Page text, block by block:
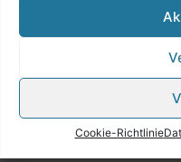
Cookie-Richtlinie